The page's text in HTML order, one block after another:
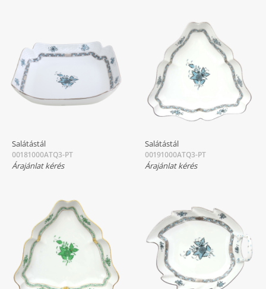
Salátástál
00181000ATQ3-PT
Árajánlat kérés
Salátástál
00191000ATQ3-PT
Árajánlat kérés